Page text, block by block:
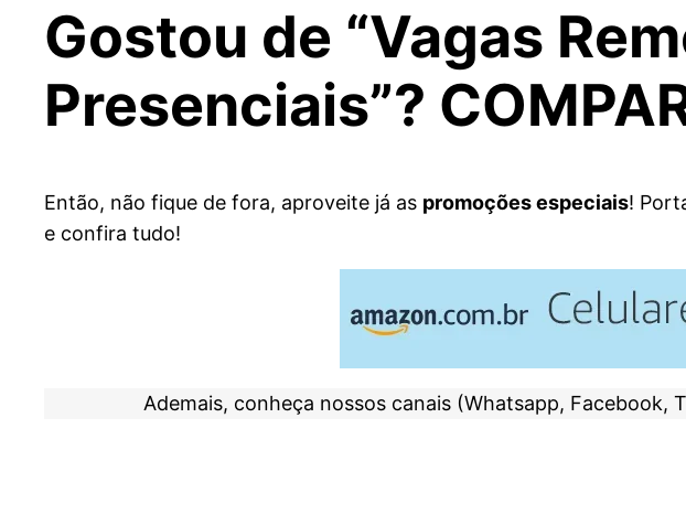
Gostou de “Vagas
Presenciais”?
Então, não fique de fora, aproveite já as promoções especiais!
e confira tudo!
Ademais, conheça nossos canais (Whatsapp, Facebook,